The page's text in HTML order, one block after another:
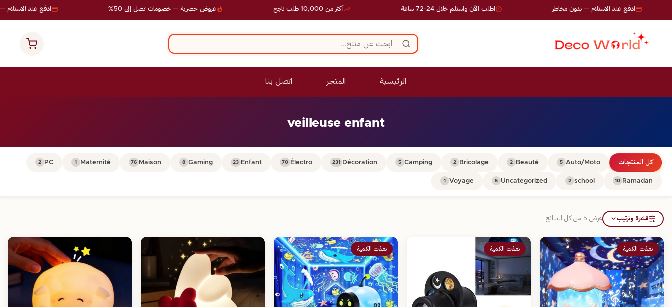
ادفع عند الاستلام — عروض حصرية — خصومات تصل إلى 50% أكثر من 10,000 طلب ناجح اطلب الآن واستلم خلال 24-72 ساعة ادفع عند الاستلام — بدون مخاطر
الرئيسية المتجر اتصل بنا
veilleuse enfant
كل المنتجات Auto/Moto
5
Beauté
2
Bricolage
2
Camping
5
Décoration
231
Électro
70
Enfant
23
Gaming
8
Maison
76
Maternité
1
PC
2
Ramadan
10
school
2
Uncategorized
5
Voyage
1
فلترة وترتيب عرض ⁦5⁩ من كل النتائج
نفذت الكمية نفذت الكمية نفذت الكمية